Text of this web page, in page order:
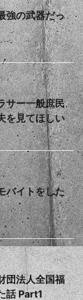
強の武器だっ
サー一般庶民
を見てほしい
バイトをした
団法人全国福
話 Part1